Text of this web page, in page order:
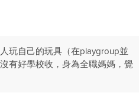
玩自己的玩具（在playgroup並
有好學校收，身為全職媽媽，覺